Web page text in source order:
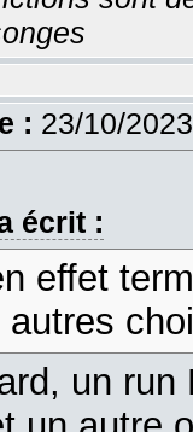
: 23/10/
écrit :
effet
autres
un run